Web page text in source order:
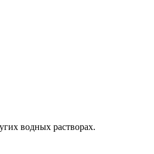
водных растворах.